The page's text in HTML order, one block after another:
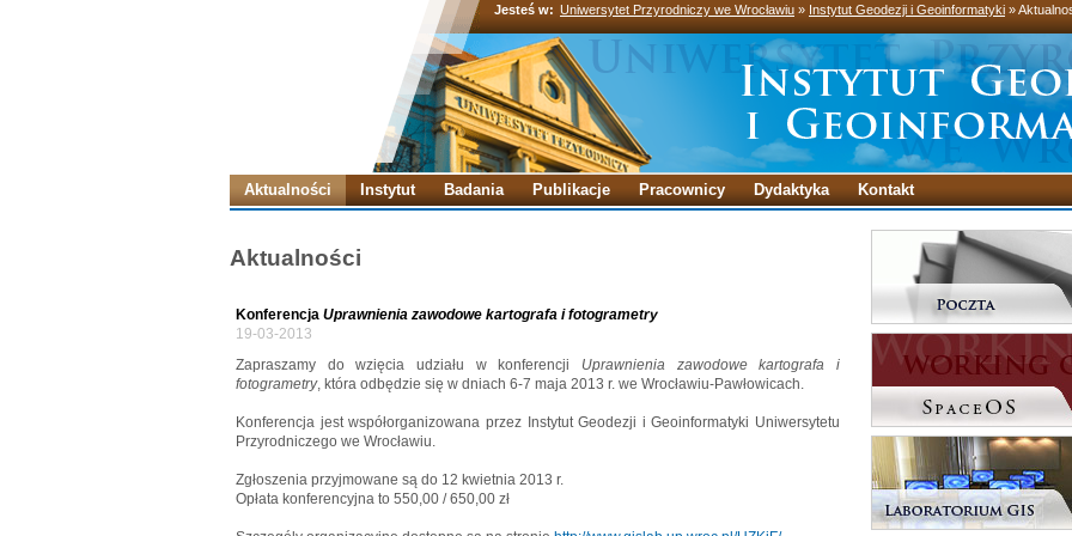
Jesteś w: Uniwersytet Przyrodniczy we Wrocławiu » Instytut Geodezji i Geoinformatyki »
Aktualności Instytut Badania Publikacje Pracownicy Dydaktyka Kontakt
Aktualności
Konferencja Uprawnienia zawodowe kartografa i fotogrametry
19-03-2013
Zapraszamy do wzięcia udziału w konferencji Uprawnienia zawodowe kartografa i
fotogrametry, która odbędzie się w dniach 6-7 maja 2013 r. we Wrocławiu-Pawłowicach.
Konferencja jest współorganizowana przez Instytut Geodezji i Geoinformatyki Uniwersytetu
Przyrodniczego we Wrocławiu.
Zgłoszenia przyjmowane są do 12 kwietnia 2013 r.
Opłata konferencyjna to 550,00 / 650,00 zł